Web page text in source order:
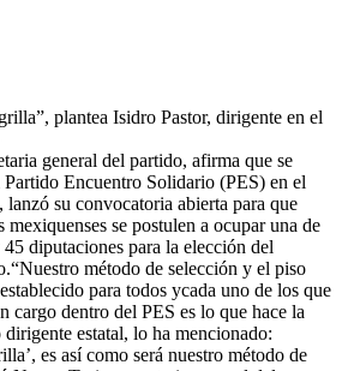
plantea Isidro Pastor, dirigente en el
general del partido, afirma que se
Encuentro Solidario (PES) en el
su convocatoria abierta para que
mexiquenses se postulen a ocupar una de
diputaciones para la elección del
método de selección y el piso
para todos ycada uno de los que
cargo dentro del PES es lo que hace la
estatal, lo ha mencionado:
es así como será nuestro método de